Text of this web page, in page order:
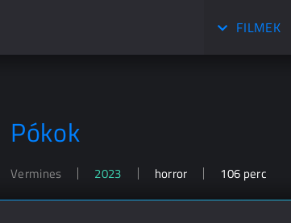
FILMEK
Pókok
Vermines 2023 horror 106 perc